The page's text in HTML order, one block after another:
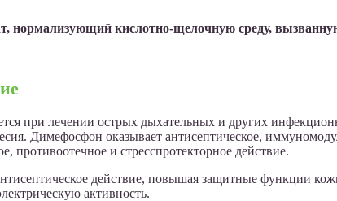
нормализующий кислотно-щелочную среду,
при лечении острых дыхательных и других
Димефосфон оказывает антисептическое,
противоотечное и стресспротекторное действие.
действие, повышая защитные функции
активность.